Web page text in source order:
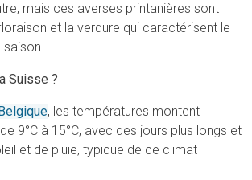
mais ces averses printanières sont
et la verdure qui caractérisent le
Suisse ?
Belgique, les températures montent
9°C à 15°C, avec des jours plus longs et
et de pluie, typique de ce climat